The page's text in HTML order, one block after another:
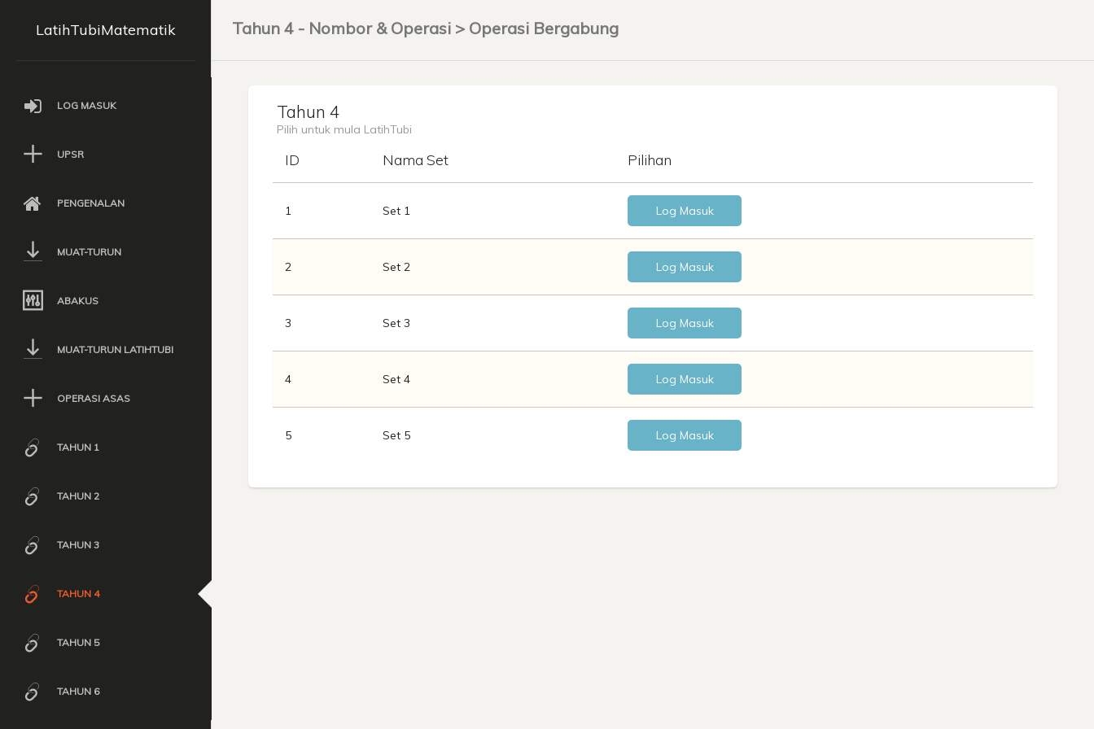
LatihTubiMatematik
LOG MASUK
UPSR
PENGENALAN
MUAT-TURUN
ABAKUS
MUAT-TURUN LATIHTUBI
OPERASI ASAS
TAHUN 1
TAHUN 2
TAHUN 3
TAHUN 4
TAHUN 5
TAHUN 6
Tahun 4 - Nombor & Operasi > Operasi Bergabung
Tahun 4
Pilih untuk mula LatihTubi
ID Nama Set Pilihan
1 Set 1 Log Masuk
2 Set 2 Log Masuk
3 Set 3 Log Masuk
4 Set 4 Log Masuk
5 Set 5 Log Masuk